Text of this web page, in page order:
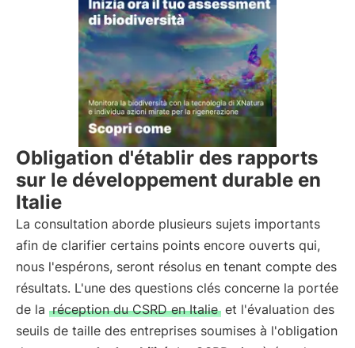
Obligation d'établir des rapports
sur le développement durable en
Italie
La consultation aborde plusieurs sujets importants
afin de clarifier certains points encore ouverts qui,
nous l'espérons, seront résolus en tenant compte des
résultats. L'une des questions clés concerne la portée
de la réception du CSRD en Italie et l'évaluation des
seuils de taille des entreprises soumises à l'obligation